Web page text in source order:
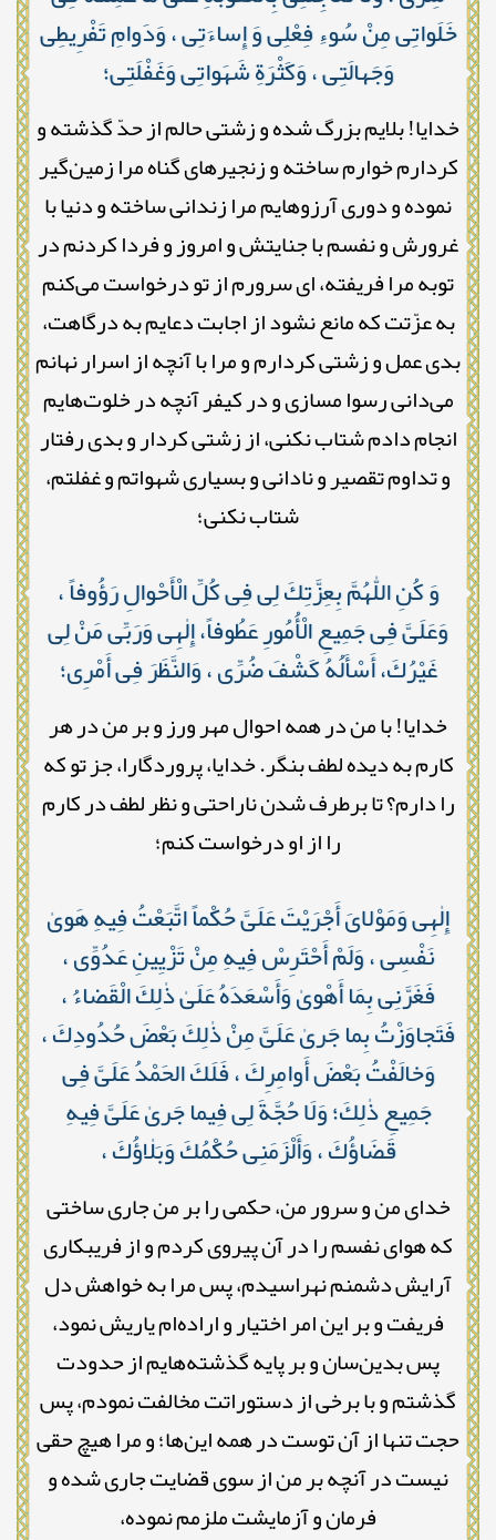
خَلَواتِى مِنْ سُوءِ فِعْلِى وَ إِساءَتِى ، وَدَوامِ تَفْرِيطِى
وَجَهالَتِى ، وَكَثْرَةِ شَهَواتِى وَغَفْلَتِى؛
خدایا! بلایم بزرگ شده و زشتی حالم از حدّ گذشته و
کردارم خوارم ساخته و زنجیرهای گناه مرا زمین‌گیر
نموده و دوری آرزوهایم مرا زندانی ساخته و دنیا با
غرورش و نفسم با جنایتش و امروز و فردا کردنم در
توبه مرا فریفته، ای سرورم از تو درخواست می‌کنم
به عزّتت که مانع نشود از اجابت دعایم به درگاهت،
بدی عمل و زشتی کردارم و مرا با آنچه از اسرار نهانم
می‌دانی رسوا مسازی و در کیفر آنچه در خلوت‌هایم
انجام دادم شتاب نکنی، از زشتی کردار و بدی رفتار
و تداوم تقصیر و نادانی و بسیاری شهواتم و غفلتم،
شتاب نکنی؛
وَ كُنِ اللّٰهُمَّ بِعِزَّتِكَ لِى فِى كُلِّ الْأَحْوالِ رَؤُوفاً ،
وَعَلَىَّ فِى جَمِيعِ الْأُمُورِ عَطُوفاً، إِلٰهِى وَرَبِّى مَنْ لِى
غَيْرُكَ، أَسْأَلُهُ كَشْفَ ضُرِّى ، وَالنَّظَرَ فِى أَمْرِى؛
خدایا! با من در همه احوال مهر ورز و بر من در هر
کارم به دیده لطف بنگر. خدایا، پروردگارا، جز تو که
را دارم؟ تا برطرف شدن ناراحتی و نظر لطف در کارم
را از او درخواست کنم؛
إِلٰهِى وَمَوْلاىَ أَجْرَيْتَ عَلَىَّ حُكْماً اتَّبَعْتُ فِيهِ هَوىٰ
نَفْسِى ، وَلَمْ أَحْتَرِسْ فِيهِ مِنْ تَزْيِينِ عَدُوِّى ،
فَغَرَّنِى بِمَا أَهْوىٰ وَأَسْعَدَهُ عَلَىٰ ذٰلِكَ الْقَضاءُ ،
فَتَجاوَزْتُ بِما جَرىٰ عَلَىَّ مِنْ ذٰلِكَ بَعْضَ حُدُودِكَ ،
وَخالَفْتُ بَعْضَ أَوامِرِكَ ، فَلَكَ الحَمْدُ عَلَىَّ فِى
جَمِيعِ ذٰلِكَ؛ وَلَا حُجَّةَ لِى فِيما جَرىٰ عَلَىَّ فِيهِ
قَضَاؤُكَ ، وَأَلْزَمَنِى حُكْمُكَ وَبَلٰاؤُكَ ،
خدای من و سرور من، حکمی را بر من جاری ساختی
که هوای نفسم را در آن پیروی کردم و از فریبکاری
آرایش دشمنم نهراسیدم، پس مرا به خواهش دل
فریفت و بر این امر اختیار و اراده‌ام یاریش نمود،
پس بدین‌سان و بر پایه گذشته‌هایم از حدودت
گذشتم و با برخی از دستوراتت مخالفت نمودم، پس
حجت تنها از آن توست در همه این‌ها؛ و مرا هیچ حقی
نیست در آنچه بر من از سوی قضایت جاری شده و
فرمان و آزمایشت ملزمم نموده،